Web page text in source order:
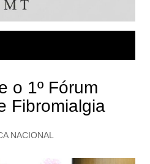
o 1º Fórum
Fibromialgia
NACIONAL